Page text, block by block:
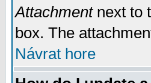
Attachmentnext to
box. The
Návrat hore